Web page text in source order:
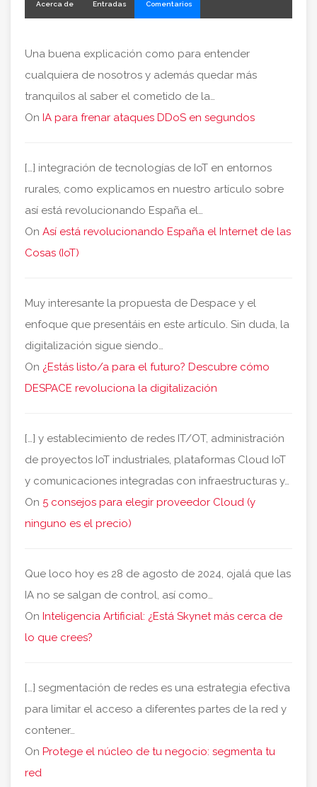
Acerca de Entradas Comentarios
Una buena explicación como para entender
cualquiera de nosotros y además quedar más
tranquilos al saber el cometido de la…
On IA para frenar ataques DDoS en segundos
[…] integración de tecnologías de IoT en entornos
rurales, como explicamos en nuestro artículo sobre
así está revolucionando España el…
On Así está revolucionando España el Internet de las
Cosas (IoT)
Muy interesante la propuesta de Despace y el
enfoque que presentáis en este artículo. Sin duda, la
digitalización sigue siendo…
On ¿Estás listo/a para el futuro? Descubre cómo
DESPACE revoluciona la digitalización
[…] y establecimiento de redes IT/OT, administración
de proyectos IoT industriales, plataformas Cloud IoT
y comunicaciones integradas con infraestructuras y…
On 5 consejos para elegir proveedor Cloud (y
ninguno es el precio)
Que loco hoy es 28 de agosto de 2024, ojalá que las
IA no se salgan de control, así como…
On Inteligencia Artificial: ¿Está Skynet más cerca de
lo que crees?
[…] segmentación de redes es una estrategia efectiva
para limitar el acceso a diferentes partes de la red y
contener…
On Protege el núcleo de tu negocio: segmenta tu
red